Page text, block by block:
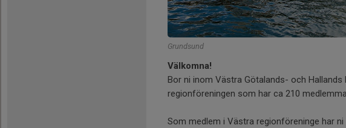
Grundsund
Välkomna!
Bor ni inom Västra Götalands- och Hallands
regionföreningen som har ca 210
Som medlem i Västra regionföreninge har